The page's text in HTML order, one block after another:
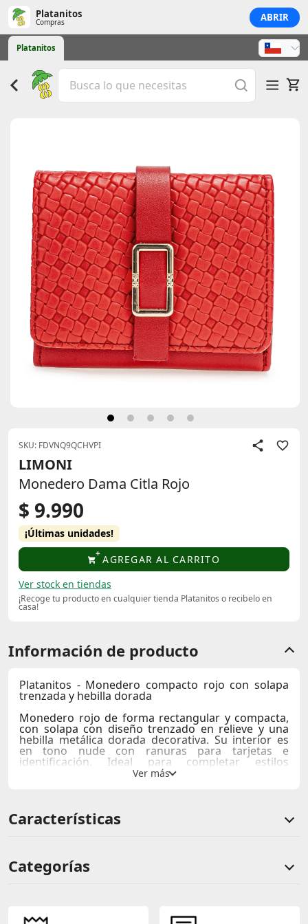
Platanitos
Compras ABRIR
Platanitos
SKU: FDVNQ9QCHVPI
LIMONI
Monedero Dama Citla Rojo
$ 9.990
¡Últimas unidades!
AGREGAR AL CARRITO
Ver stock en tiendas
¡Recoge tu producto en cualquier tienda Platanitos o recibelo en
casa!
Información de producto
Platanitos - Monedero compacto rojo con solapa
trenzada y hebilla dorada
Monedero rojo de forma rectangular y compacta,
con solapa con diseño trenzado en relieve y una
hebilla metálica dorada decorativa. Su interior es
en tono nude con ranuras para tarjetas e
identificación. Ideal para completar estilos
casuales, audaces y de moda.
Medidas: 11.5cm de ancho x 10cm de alto x 3cm de
profundidad
Recomendaciones de styling
organizada en bolsos pequeños. La solapa
Características
Categorías